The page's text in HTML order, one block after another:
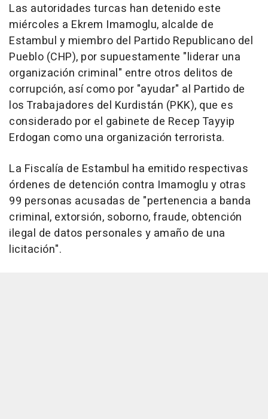
Las autoridades turcas han detenido este
miércoles a Ekrem Imamoglu, alcalde de
Estambul y miembro del Partido Republicano del
Pueblo (CHP), por supuestamente "liderar una
organización criminal" entre otros delitos de
corrupción, así como por "ayudar" al Partido de
los Trabajadores del Kurdistán (PKK), que es
considerado por el gabinete de Recep Tayyip
Erdogan como una organización terrorista.
La Fiscalía de Estambul ha emitido respectivas
órdenes de detención contra Imamoglu y otras
99 personas acusadas de "pertenencia a banda
criminal, extorsión, soborno, fraude, obtención
ilegal de datos personales y amaño de una
licitación".